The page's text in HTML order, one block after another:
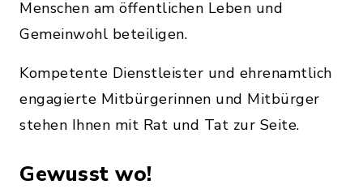
Menschen am öffentlichen Leben und
Gemeinwohl beteiligen.
Kompetente Dienstleister und ehrenamtlich
engagierte Mitbürgerinnen und Mitbürger
stehen Ihnen mit Rat und Tat zur Seite.
Gewusst wo!